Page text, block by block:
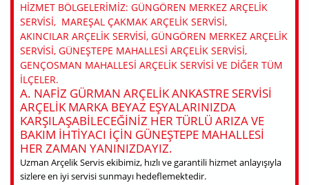
HIZMET BÖLGELERIMIZ: GÜNGÖREN MERKEZ ARÇELIK
SERVISI, MAREŞAL ÇAKMAK ARÇELIK SERVISI,
AKINCILAR ARÇELIK SERVISI, GÜNGÖREN MERKEZ ARÇELIK
SERVISI, GÜNEŞTEPE MAHALLESI ARÇELIK SERVISI,
GENÇOSMAN MAHALLESI ARÇELIK SERVISI VE DIĞER TÜM
ILÇELER.
A. NAFIZ GÜRMAN ARÇELIK ANKASTRE SERVISI
ARÇELIK MARKA BEYAZ EŞYALARINIZDA
KARŞILAŞABILECEĞINIZ HER TÜRLÜ ARIZA VE
BAKIM IHTIYACI IÇIN GÜNEŞTEPE MAHALLESI
HER ZAMAN YANINIZDAYIZ.
Uzman Arçelik Servis ekibimiz, hızlı ve garantili hizmet anlayışıyla
sizlere en iyi servisi sunmayı hedeflemektedir.